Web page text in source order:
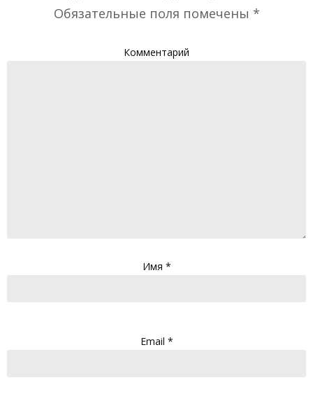
Обязательные поля помечены *
Комментарий
Имя *
Email *